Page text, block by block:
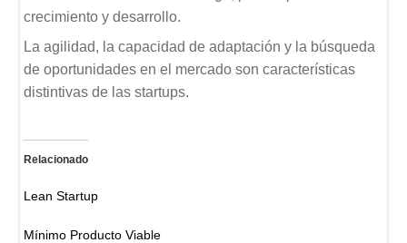
crecimiento y desarrollo.
La agilidad, la capacidad de adaptación y la búsqueda
de oportunidades en el mercado son características
distintivas de las startups.
Relacionado
Lean Startup
Mínimo Producto Viable